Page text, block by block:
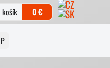
košík 0 €